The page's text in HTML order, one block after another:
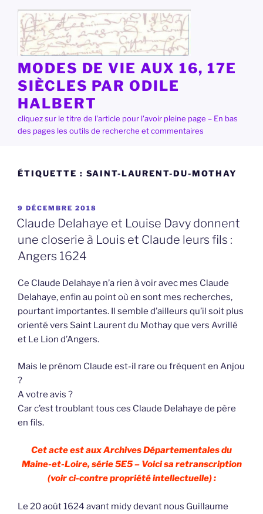
contenu
principal
MODES DE VIE AUX 16, 17E
SIÈCLES PAR ODILE
HALBERT
cliquez sur le titre de l'article pour l'avoir pleine page – En bas
des pages les outils de recherche et commentaires
ÉTIQUETTE : SAINT-LAURENT-DU-MOTHAY
PUBLIÉ
LE
9 DÉCEMBRE 2018
Claude Delahaye et Louise Davy donnent
une closerie à Louis et Claude leurs fils :
Angers 1624
Ce Claude Delahaye n’a rien à voir avec mes Claude
Delahaye, enfin au point où en sont mes recherches,
pourtant importantes. Il semble d’ailleurs qu’il soit plus
orienté vers Saint Laurent du Mothay que vers Avrillé
et Le Lion d’Angers.
Mais le prénom Claude est-il rare ou fréquent en Anjou
?
A votre avis ?
Car c’est troublant tous ces Claude Delahaye de père
en fils.
Cet acte est aux Archives Départementales du
Maine-et-Loire, série 5E5 – Voici sa retranscription
(voir ci-contre propriété intellectuelle) :
Le 20 août 1624 avant midy devant nous Guillaume